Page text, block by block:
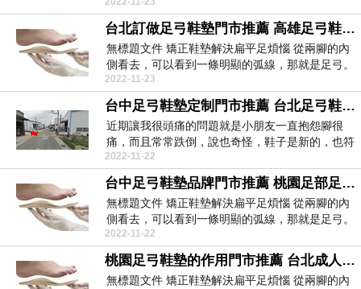
足...
台北訂做足弓鞋墊門市推薦 高雄足弓鞋墊有用嗎門市推薦 足底筋膜炎可以穿腳尖上翹的鞋子嗎90230
無標題文件 矯正鞋墊解決扁平足煩惱 從兩腳的內
側看去，可以看到一條明顯的弧線，那就是足弓。
足...
2022-11-23
台中足弓鞋墊定制門市推薦 台北足弓鞋墊的作用門市推薦 足底筋膜炎是外科還是內科40609
近期讓我很頭痛的問題就是小朋友一直抱怨腳很
痛，而且常常跌倒，說也奇怪，鞋子是新的，也符
合他的尺寸，但...
2022-11-22
台中足弓鞋墊品牌門市推薦 桃園足部足弓鞋墊門市推薦 足底筋膜炎都約邦德骨科更好40691
無標題文件 矯正鞋墊解決扁平足煩惱 從兩腳的內
側看去，可以看到一條明顯的弧線，那就是足弓。
足...
2022-11-22
桃園足弓鞋墊的作用門市推薦 台北成人足弓鞋墊門市推薦 足底筋膜炎屬於傷筋範圍嗎26395
無標題文件 矯正鞋墊解決扁平足煩惱 從兩腳的內